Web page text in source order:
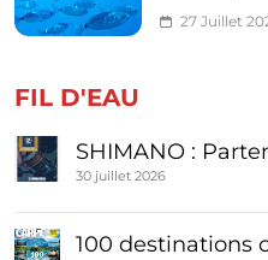
27 Juillet
FIL D'EAU
SHIMANO :
30 juillet 2026
100 destinations